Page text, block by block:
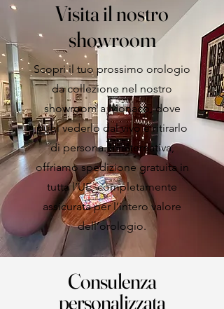
Visita il nostro
showroom
Scopri il tuo prossimo orologio
da collezione nel nostro
showroom a Monaco, dove
puoi vederlo dal vivo e ritirarlo
di persona. In alternativa,
offriamo spedizione gratuita in
tutta l’UE, completamente
assicurata per l’intero valore
dell’orologio.
Consulenza
personalizzata